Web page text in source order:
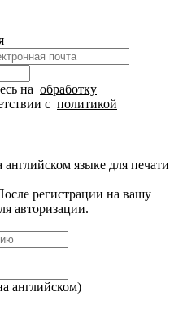
на обработку
с политикой
языке для печати
регистрации на вашу
авторизации.
английском)